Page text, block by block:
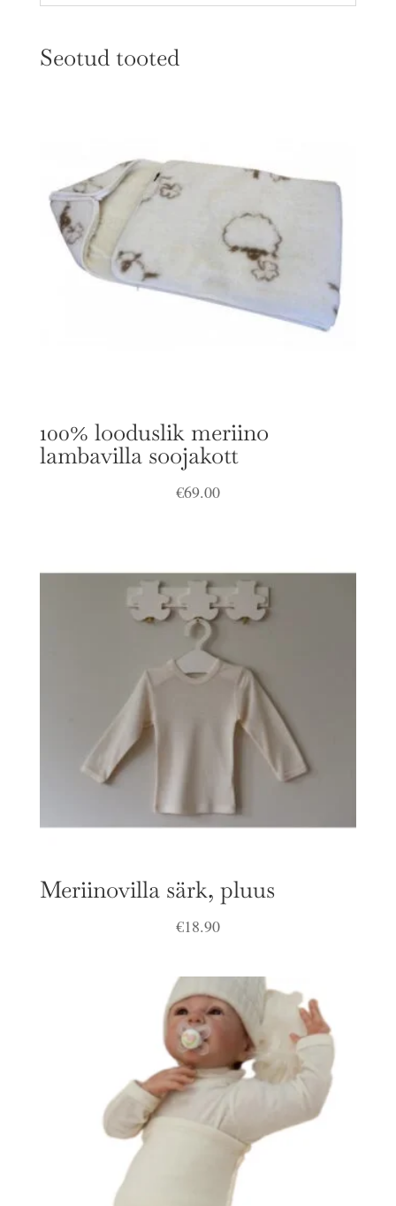
Seotud tooted
100% looduslik meriino
lambavilla soojakott
€69.00
Meriinovilla särk, pluus
€18.90